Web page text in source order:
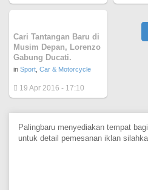
Cari Tantangan Baru di
Musim Depan, Lorenzo
Gabung Ducati.
in Sport Car & Motorcycle
19 Apr 2016 - 17:10
Palingbaru menyediakan tempat
untuk detail pemesanan iklan